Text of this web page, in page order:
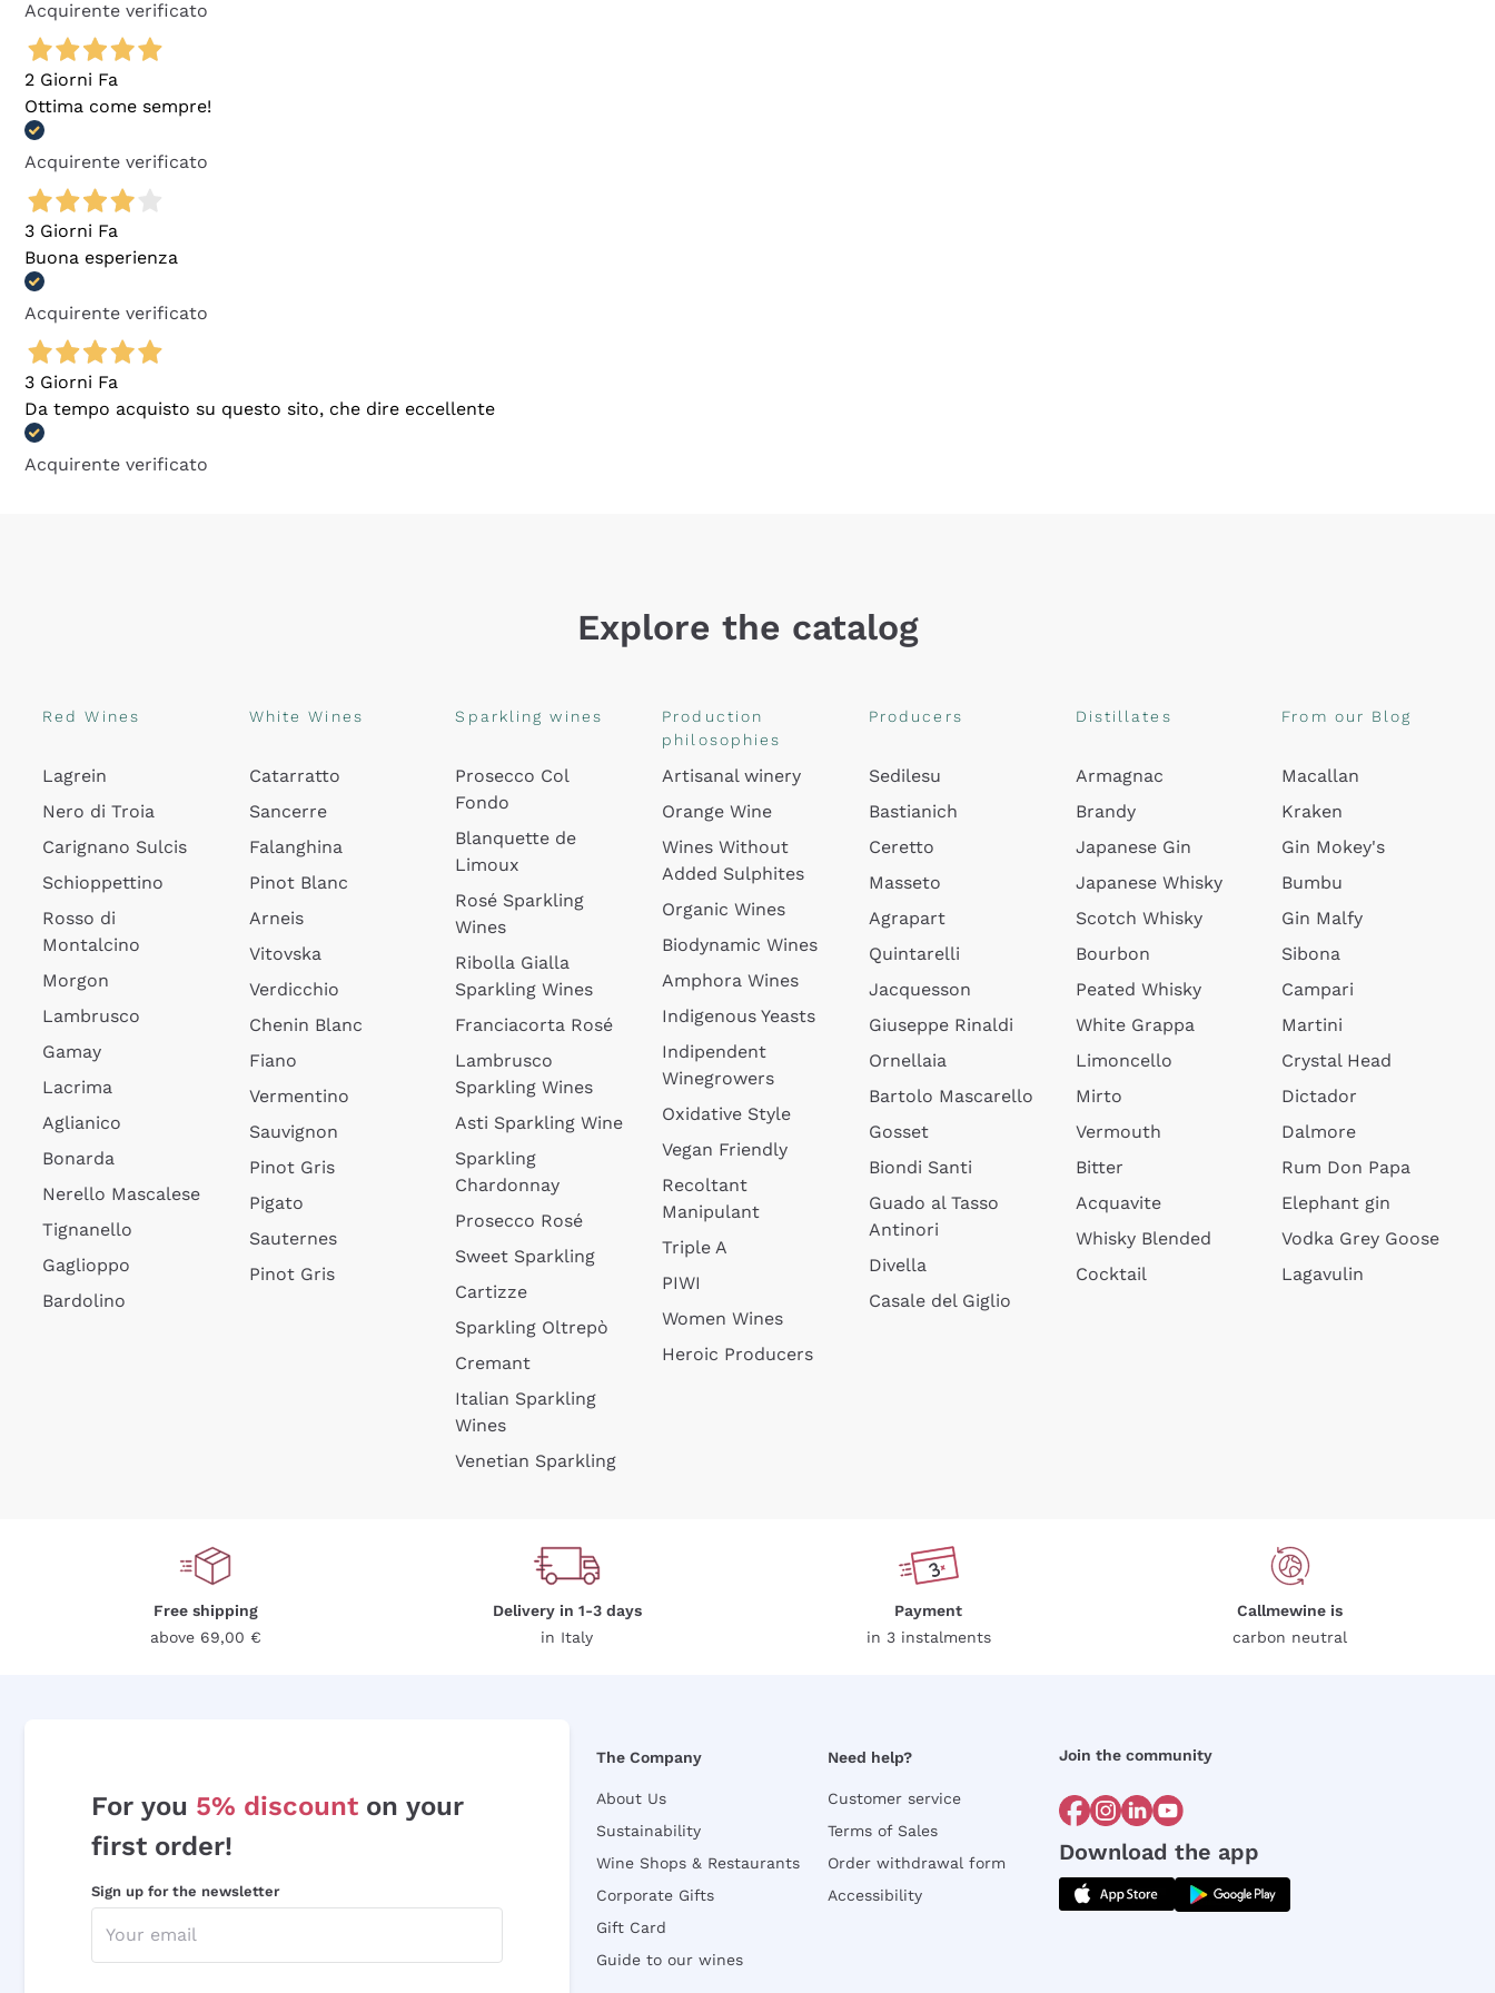
Acquirente verificato
2 Giorni Fa
Ottima come sempre!
Acquirente verificato
3 Giorni Fa
Buona esperienza
Acquirente verificato
3 Giorni Fa
Da tempo acquisto su questo sito, che dire eccellente
Acquirente verificato
Explore the catalog
Red Wines
Lagrein
Nero di Troia
Carignano Sulcis
Schioppettino
Rosso di
Montalcino
Morgon
Lambrusco
Gamay
Lacrima
Aglianico
Bonarda
Nerello Mascalese
Tignanello
Gaglioppo
Bardolino
White Wines
Catarratto
Sancerre
Falanghina
Pinot Blanc
Arneis
Vitovska
Verdicchio
Chenin Blanc
Fiano
Vermentino
Sauvignon
Pinot Gris
Pigato
Sauternes
Pinot Gris
Sparkling wines
Prosecco Col
Fondo
Blanquette de
Limoux
Rosé Sparkling
Wines
Ribolla Gialla
Sparkling Wines
Franciacorta Rosé
Lambrusco
Sparkling Wines
Asti Sparkling Wine
Sparkling
Chardonnay
Prosecco Rosé
Sweet Sparkling
Cartizze
Sparkling Oltrepò
Cremant
Italian Sparkling
Wines
Venetian Sparkling
Production
philosophies
Artisanal winery
Orange Wine
Wines Without
Added Sulphites
Organic Wines
Biodynamic Wines
Amphora Wines
Indigenous Yeasts
Indipendent
Winegrowers
Oxidative Style
Vegan Friendly
Recoltant
Manipulant
Triple A
PIWI
Women Wines
Heroic Producers
Producers
Sedilesu
Bastianich
Ceretto
Masseto
Agrapart
Quintarelli
Jacquesson
Giuseppe Rinaldi
Ornellaia
Bartolo Mascarello
Gosset
Biondi Santi
Guado al Tasso
Antinori
Divella
Casale del Giglio
Distillates
Armagnac
Brandy
Japanese Gin
Japanese Whisky
Scotch Whisky
Bourbon
Peated Whisky
White Grappa
Limoncello
Mirto
Vermouth
Bitter
Acquavite
Whisky Blended
Cocktail
From our Blog
Macallan
Kraken
Gin Mokey's
Bumbu
Gin Malfy
Sibona
Campari
Martini
Crystal Head
Dictador
Dalmore
Rum Don Papa
Elephant gin
Vodka Grey Goose
Lagavulin
Free shipping
above 69,00 €
Delivery in 1-3 days
in Italy
Payment
in 3 instalments
Callmewine is
carbon neutral
For you 5% discount on your
first order!
Sign up for the newsletter
The Company
About Us
Sustainability
Wine Shops & Restaurants
Corporate Gifts
Gift Card
Guide to our wines
Need help?
Customer service
Terms of Sales
Order withdrawal form
Accessibility
Join the community
Download the app